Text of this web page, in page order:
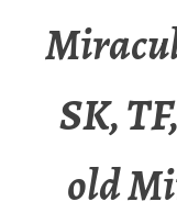
SK,
old